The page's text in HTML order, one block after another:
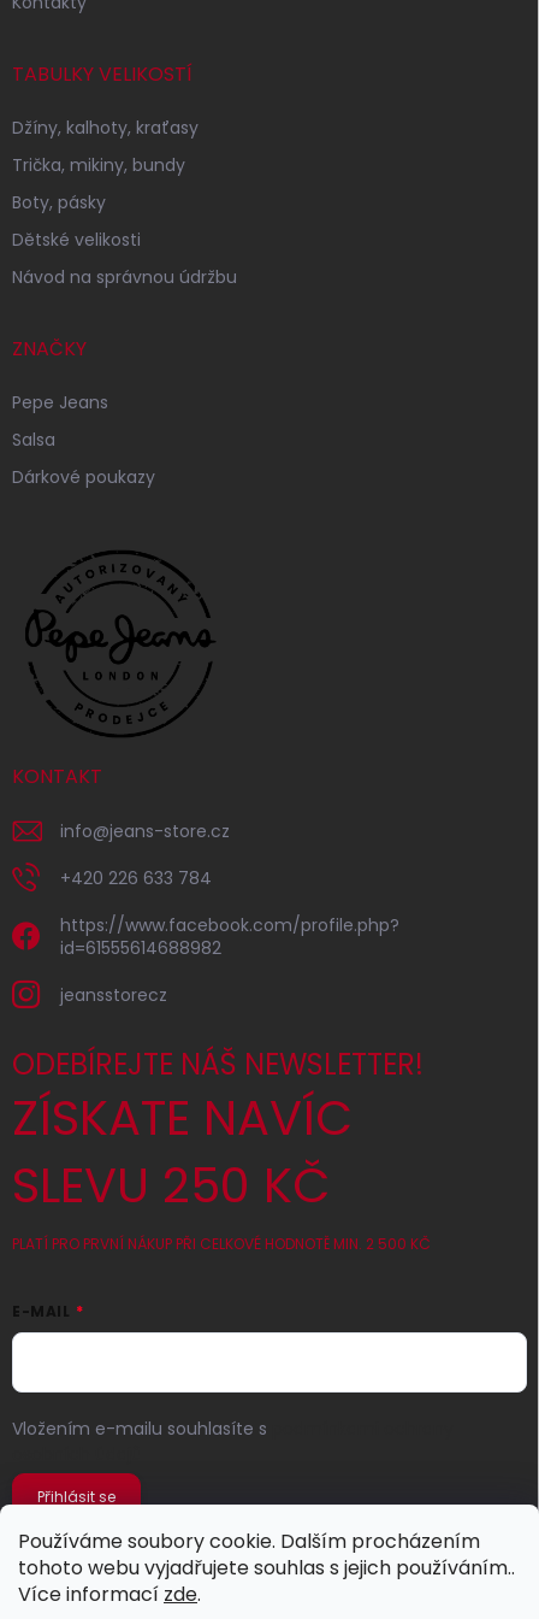
Používáme soubory cookie. Dalším procházením
tohoto webu vyjadřujete souhlas s jejich používáním..
Více informací zde.
TABULKY VELIKOSTÍ
Džíny, kalhoty, kraťasy
Trička, mikiny, bundy
Boty, pásky
Dětské velikosti
Návod na správnou údržbu
ZNAČKY
Pepe Jeans
Salsa
Dárkové poukazy
KONTAKT
info@jeans-store.cz
+420 226 633 784
https://www.facebook.com/profile.php?
id=61555614688982
jeansstorecz
ODEBÍREJTE NÁŠ NEWSLETTER!
ZÍSKATE NAVÍC
SLEVU 250 KČ
PLATÍ PRO PRVNÍ NÁKUP PŘI CELKOVÉ HODNOTĚ MIN. 2 500 KČ
E-MAIL
Vložením e-mailu souhlasíte s
Přihlásit se